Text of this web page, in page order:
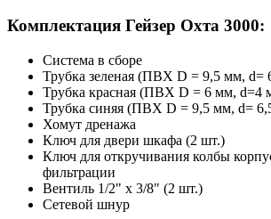
Комплектация Гейзер Охта 3000:
Система в сборе
Трубка зеленая (ПВХ D = 9,5 мм, d=
Трубка красная (ПВХ D = 6 мм, d=4
Трубка синяя (ПВХ D = 9,5 мм, d=
Хомут дренажа
Ключ для двери шкафа (2 шт.)
Ключ для откручивания колбы
фильтрации
Вентиль 1/2" х 3/8" (2 шт.)
Сетевой шнур